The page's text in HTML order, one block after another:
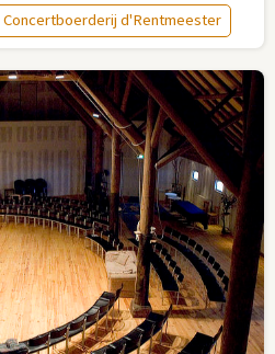
Concertboerderij d'Rentmeester